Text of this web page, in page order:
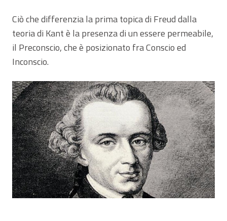
Ciò che differenzia la prima topica di Freud dalla
teoria di Kant è la presenza di un essere permeabile,
il Preconscio, che è posizionato fra Conscio ed
Inconscio.